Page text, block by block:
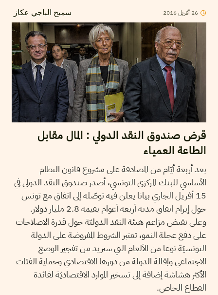
سميح الباجي عكاز 26 أفريل2016
قرض صندوق النقد الدولي : المال مقابل
الطاعة العمياء
بعد أربعة أيّام من المصادقة على مشروع قانون النظام
الأساسي للبنك المركزي التونسي، أصدر صندوق النقد الدولي في
15 أفريل الجاري بيانا يعلن فيه توصّله إلى اتفاق مع تونس
حول إبرام اتفاق مدته أربعة أعوام بقيمة 2.8 مليار دولار.
وعلى نقيض مزاعم هيئة النقد الدوليّة حول قدرة الاصلاحات
على دفع عجلة النمو، تعتبر الشروط المفروضة على الدولة
التونسيّة نوعا من الألغام التي ستزيد من تفجير الوضع
الاجتماعي وإقالة الدولة من دورها الاقتصادي وحماية الفئات
الأكثر هشاشة إضافة إلى تسخير الموارد الاقتصاديّة لفائدة
القطاع الخاص.